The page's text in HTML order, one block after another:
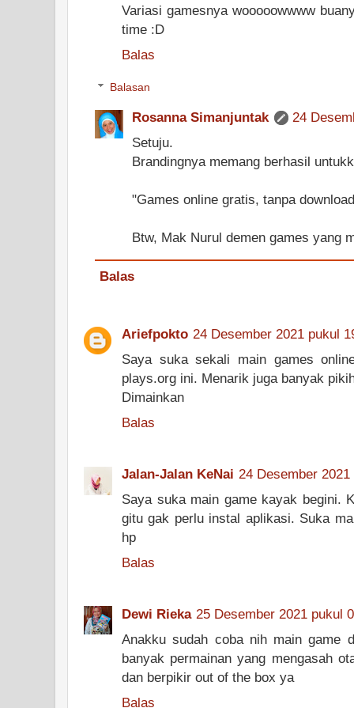
Variasi gamesnya wooooowwww
time :D
Balas
Balasan
Rosanna Simanjuntak
24
Setuju.
Brandingnya memang berhasil
"Games online gratis, tanpa
Btw, Mak Nurul demen games yang
Balas
Ariefpokto 24 Desember 2021 pukul
Saya suka sekali main games
plays.org ini. Menarik juga banyak
Dimainkan
Balas
Jalan-Jalan KeNai 24 Desember
Saya suka main game kayak begini.
gitu gak perlu instal aplikasi. Suka
hp
Balas
Dewi Rieka 25 Desember 2021 pukul
Anakku sudah coba nih main game
banyak permainan yang mengasah
dan berpikir out of the box ya
Balas